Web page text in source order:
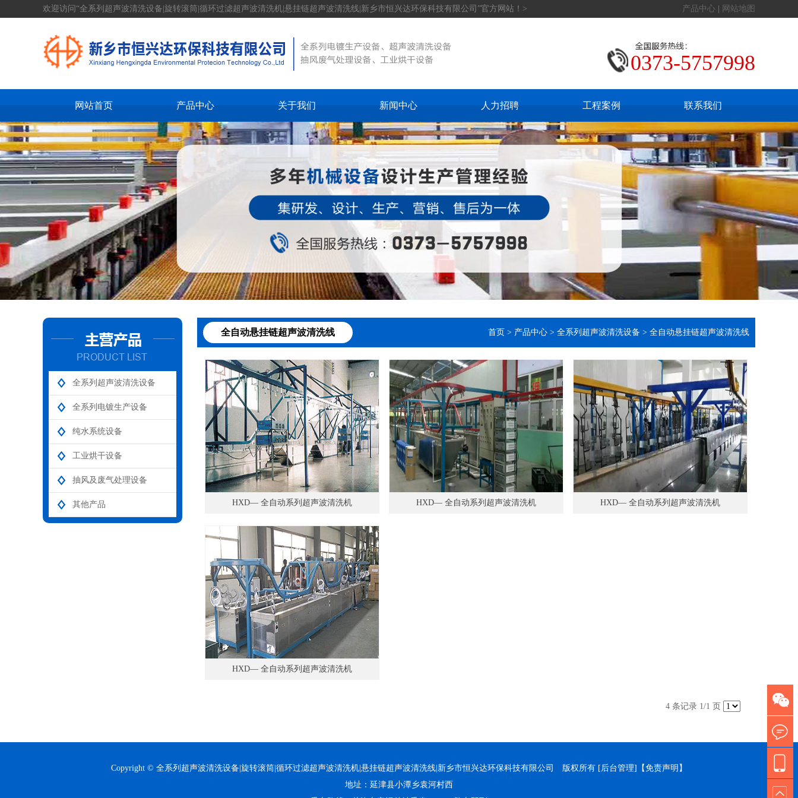
欢迎访问“全系列超声波清洗设备|旋转滚筒|循环过滤超声波清洗机|悬挂链超声波清洗线|新乡市恒兴达环保科技有限公司”官方网站！> 产品中心 网站地图
0373-5757998
网站首页 产品中心 关于我们 新闻中心 人力招聘 工程案例 联系我们
全系列超声波清洗设备
全系列电镀生产设备
纯水系统设备
工业烘干设备
抽风及废气处理设备
其他产品
全自动悬挂链超声波清洗线 首页 > 产品中心 > 全系列超声波清洗设备 > 全自动悬挂链超声波清洗线
HXD— 全自动系列超声波清洗机 HXD— 全自动系列超声波清洗机 HXD— 全自动系列超声波清洗机
HXD— 全自动系列超声波清洗机
4 条记录 1/1 页
Copyright © 全系列超声波清洗设备|旋转滚筒|循环过滤超声波清洗机|悬挂链超声波清洗线|新乡市恒兴达环保科技有限公司 版权所有 [后台管理]
【免责声明】
地址：延津县小潭乡袁河村西